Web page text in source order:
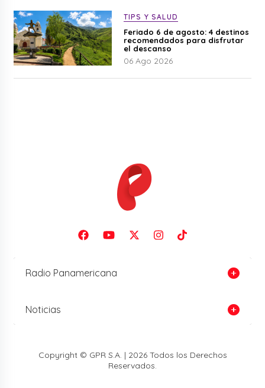
TIPS Y SALUD
Feriado 6 de agosto: 4 destinos
recomendados para disfrutar
el descanso
06 Ago 2026
Radio Panamericana
Noticias
Copyright © GPR S.A. | 2026 Todos los Derechos
Reservados.